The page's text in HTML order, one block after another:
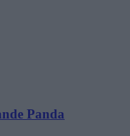
Panda